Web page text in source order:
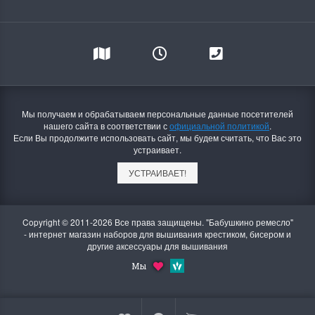
Мы получаем и обрабатываем персональные данные посетителей
нашего сайта в соответствии софициальной политикой.
Если Вы продолжите использовать сайт, мы будем считать, что Вас это
устраивает.
УСТРАИВАЕТ!
Copyright © 2011-2026 Все права защищены. "Бабушкино ремесло"
- интернет магазин наборов для вышивания крестиком, бисером и
другие аксессуары для вышивания
Мы